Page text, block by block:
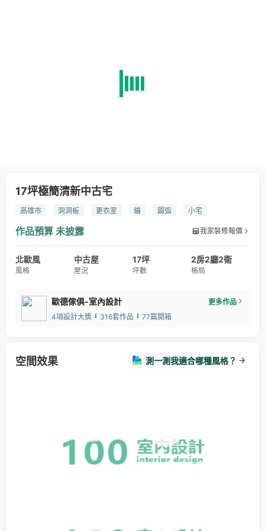
17坪極簡清新中古宅
高雄市 洞洞板 更衣室 貓 圓弧
小宅
小坪數
舊翻新 綠建材
歐德
作品預算 未披露 我家裝修報價
北歐風
風格
中古屋
屋況
17坪
坪數
2房2廳2衛
格局
歐德傢俱-室內設計
更多作品
4項設計大獎
316套作品 77篇開箱
空間效果 測一測我適合哪種風格？